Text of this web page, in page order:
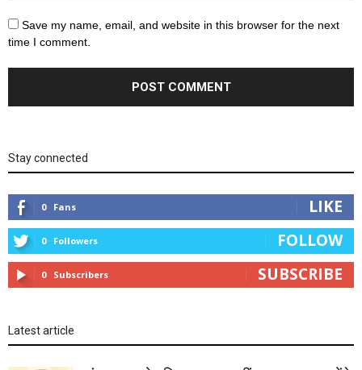
Save my name, email, and website in this browser for the next
time I comment.
Stay connected
0 Fans LIKE
0 Followers FOLLOW
0 Subscribers SUBSCRIBE
Latest article